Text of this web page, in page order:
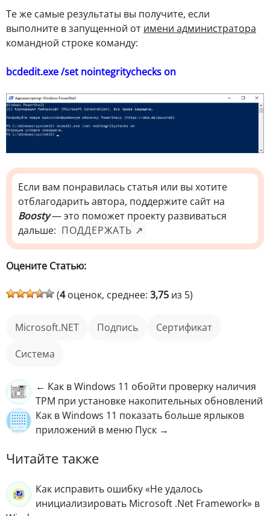
Те же самые результаты вы получите, если
выполните в запущенной от имени администратора
командной строке команду:
bcdedit.exe /set nointegritychecks on
Если вам понравилась статья или вы хотите
отблагодарить автора, поддержите сайт на
Boosty— это поможет проекту развиваться
дальше: ПОДДЕРЖАТЬ ↗
Оцените Статью:
(4оценок, среднее: 3,75 из 5)
Microsoft.NET подпись
сертификат
Система
← Как в Windows 11 обойти проверку наличия
TPM при установке накопительных обновлений
Как в Windows 11 показать больше ярлыков
приложений в меню Пуск →
Читайте также
Как исправить ошибку «Не удалось
инициализировать Microsoft .Net Framework» в